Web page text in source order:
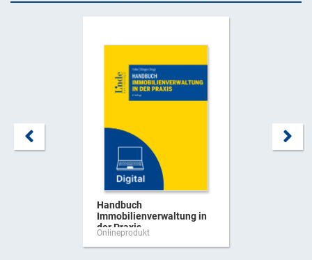
Handbuch
Immobilienverwaltung in
der Praxis
Onlineprodukt